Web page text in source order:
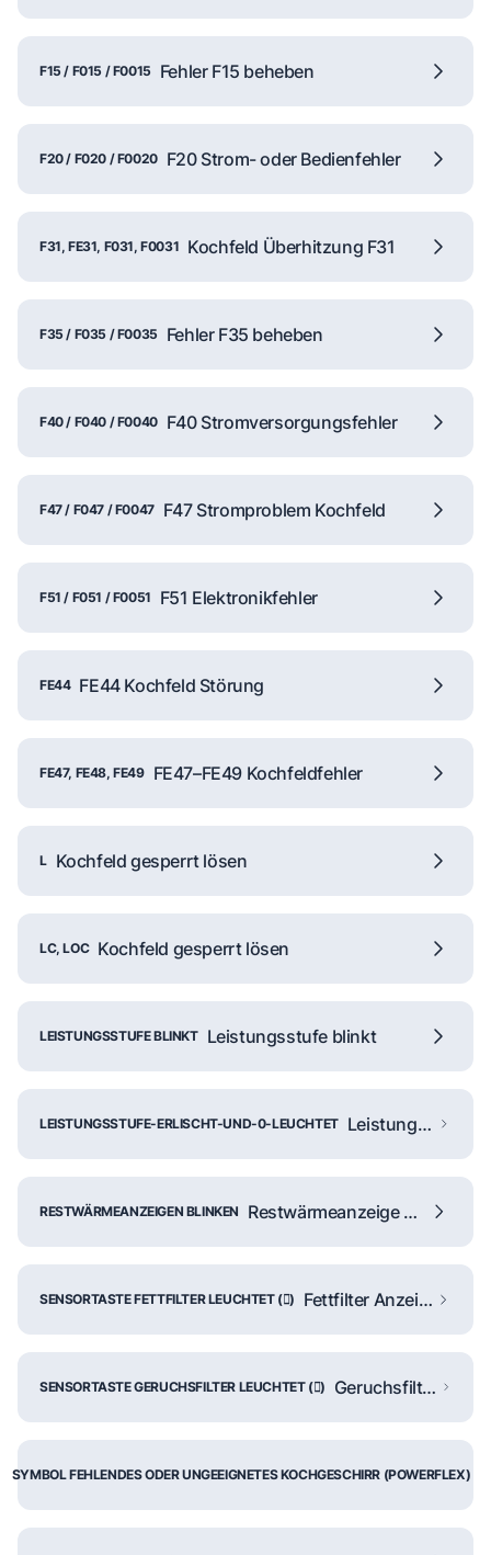
F15 / F015 / F0015 Fehler F15 beheben
F20 / F020 / F0020 F20 Strom- oder Bedienfehler
F31, FE31, F031, F0031 Kochfeld Überhitzung F31
F35 / F035 / F0035 Fehler F35 beheben
F40 / F040 / F0040 F40 Stromversorgungsfehler
F47 / F047 / F0047 F47 Stromproblem Kochfeld
F51 / F051 / F0051 F51 Elektronikfehler
FE44 FE44 Kochfeld Störung
FE47, FE48, FE49 FE47–FE49 Kochfeldfehler
L Kochfeld gesperrt lösen
LC, LOC Kochfeld gesperrt lösen
LEISTUNGSSTUFE BLINKT Leistungsstufe blinkt
LEISTUNGSSTUFE-ERLISCHT-UND-0-LEUCHTET Leistungsstufe aus, 0
RESTWÄRMEANZEIGEN BLINKEN Restwärmeanzeige blinkt
SENSORTASTE FETTFILTER LEUCHTET () Fettfilter Anzeige leuchtet
SENSORTASTE GERUCHSFILTER LEUCHTET () Geruchsfilter Anzeige leuchtet
SYMBOL FEHLENDES ODER UNGEEIGNETES KOCHGESCHIRR (POWERFLEX)